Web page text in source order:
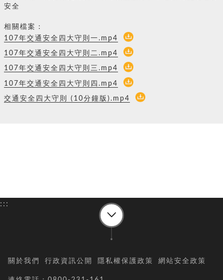
安全
相關檔案：
107年交通安全四大守則一.mp4
107年交通安全四大守則二.mp4
107年交通安全四大守則三.mp4
107年交通安全四大守則四.mp4
交通安全四大守則 (10分鐘版).mp4
:::
關於我們 行政資訊公開 隱私權保護政策 網站安全政策